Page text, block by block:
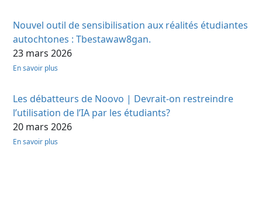
Nouvel outil de sensibilisation aux réalités étudiantes
autochtones : Tbestawaw8gan.
23 mars 2026
En savoir plus
Les débatteurs de Noovo | Devrait-on restreindre
l’utilisation de l’IA par les étudiants?
20 mars 2026
En savoir plus